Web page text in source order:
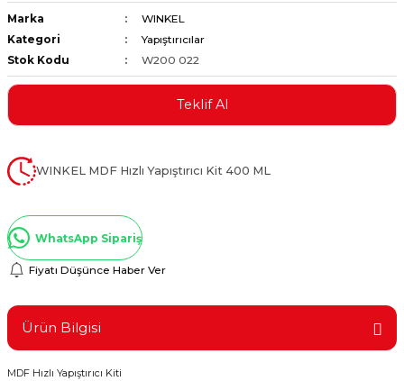
ve Penseler
Marka
WINKEL
Kategori
Yapıştırıcılar
Stok Kodu
W200 022
Teklif Al
WINKEL MDF Hızlı Yapıştırıcı Kit 400 ML
WhatsApp Sipariş
Fiyatı Düşünce Haber Ver
Ürün Bilgisi
MDF Hızlı Yapıştırıcı Kiti